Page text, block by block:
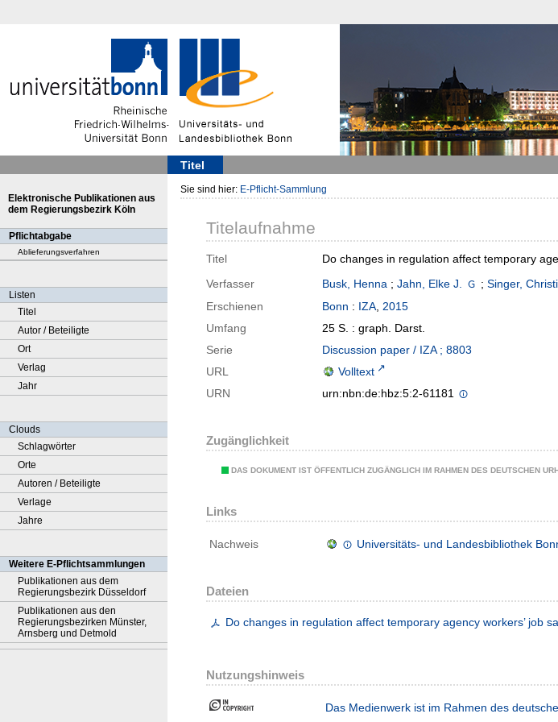
Titel
Elektronische Publikationen aus
dem Regierungsbezirk Köln
Pflichtabgabe
Ablieferungsverfahren
Listen
Titel
Autor / Beteiligte
Ort
Verlag
Jahr
Clouds
Schlagwörter
Orte
Autoren / Beteiligte
Verlage
Jahre
Weitere E-Pflichtsammlungen
Publikationen aus dem
Regierungsbezirk Düsseldorf
Publikationen aus den
Regierungsbezirken Münster,
Arnsberg und Detmold
Sie sind hier: E-Pflicht-Sammlung
Titelaufnahme
Titel
Do changes in regulation affect temporary
Verfasser
Busk, Henna ; Jahn, Elke J. ; Singer,
Erschienen
Bonn : IZA, 2015
Umfang
25 S. : graph. Darst.
Serie
Discussion paper / IZA ; 8803
URL
Volltext
URN
urn:nbn:de:hbz:5:2-61181
Zugänglichkeit
DAS DOKUMENT IST ÖFFENTLICH ZUGÄNGLICH IM RAHMEN DES DEUTSCHEN
Links
Nachweis Universitäts- und Landesbibliothek
Dateien
Do changes in regulation affect temporary agency workers’ job
Nutzungshinweis
Das Medienwerk ist im Rahmen des